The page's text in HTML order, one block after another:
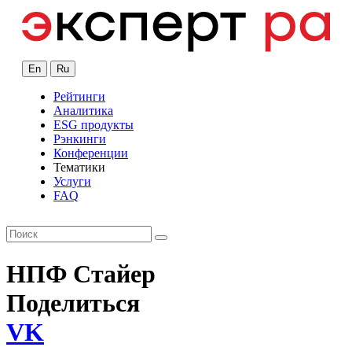
En Ru
Рейтинги
Аналитика
ESG продукты
Рэнкинги
Конференции
Тематики
Услуги
FAQ
НПФ Стайер
Поделиться
VK